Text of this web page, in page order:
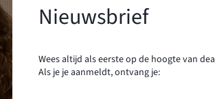
Nieuwsbrief
Wees altijd als eerste op de hoogte van
Als je je aanmeldt, ontvang je: